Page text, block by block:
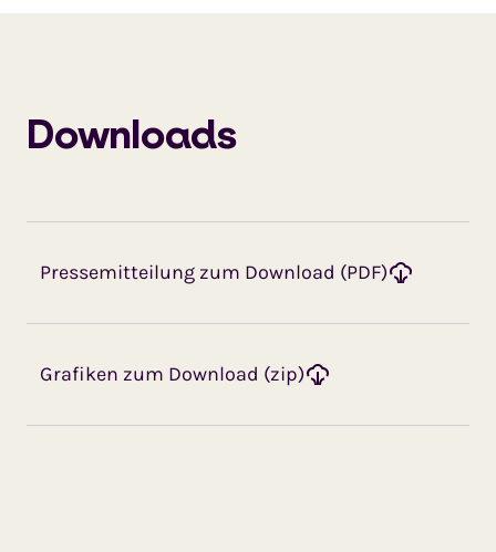
Downloads
Pressemitteilung zum Download (PDF)
Grafiken zum Download (zip)